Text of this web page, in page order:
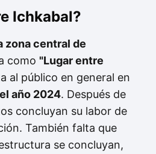
Ichkabal?
zona central de
como "Lugar entre
al público en general en
año 2024. Después de
concluyan su labor de
También falta que
se concluyan,